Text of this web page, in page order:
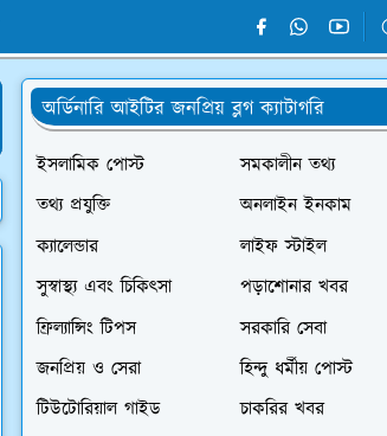
অর্ডিনারি আইটির জনপ্রিয় ব্লগ ক্যাটাগরি
ইসলামিক পোস্ট
সমকালীন তথ্য
তথ্য প্রযুক্তি
অনলাইন ইনকাম
ক্যালেন্ডার
লাইফ স্টাইল
সুস্বাস্থ্য এবং চিকিৎসা
পড়াশোনার খবর
ফ্রিল্যান্সিং টিপস
সরকারি সেবা
জনপ্রিয় ও সেরা
হিন্দু ধর্মীয় পোস্ট
টিউটোরিয়াল গাইড
চাকরির খবর